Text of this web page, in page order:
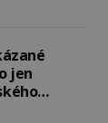
jen